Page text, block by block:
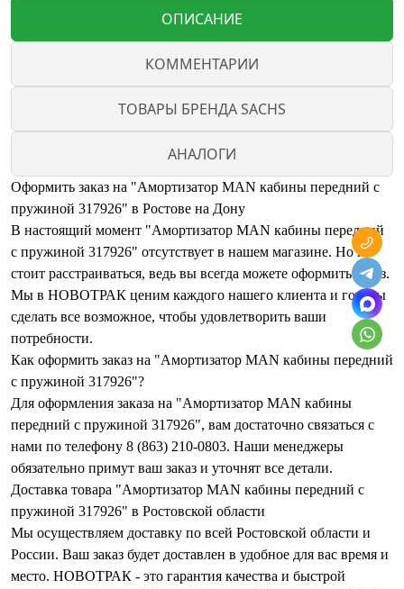
ОПИСАНИЕ
КОММЕНТАРИИ
ТОВАРЫ БРЕНДА SACHS
АНАЛОГИ
Оформить заказ на "Амортизатор MAN кабины передний с
пружиной 317926" в Ростове на Дону
В настоящий момент "Амортизатор MAN кабины передний
с пружиной 317926" отсутствует в нашем магазине. Но не
стоит расстраиваться, ведь вы всегда можете оформить заказ.
Мы в НОВОТРАК ценим каждого нашего клиента и готовы
сделать все возможное, чтобы удовлетворить ваши
потребности.
Как оформить заказ на "Амортизатор MAN кабины передний
с пружиной 317926"?
Для оформления заказа на "Амортизатор MAN кабины
передний с пружиной 317926", вам достаточно связаться с
нами по телефону 8 (863) 210-0803. Наши менеджеры
обязательно примут ваш заказ и уточнят все детали.
Доставка товара "Амортизатор MAN кабины передний с
пружиной 317926" в Ростовской области
Мы осуществляем доставку по всей Ростовской области и
России. Ваш заказ будет доставлен в удобное для вас время и
место. НОВОТРАК - это гарантия качества и быстрой